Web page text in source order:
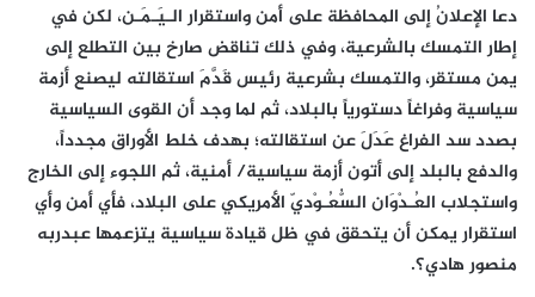
دعا الإعلانُ إلى المحافظة على أمن واستقرار الـيَـمَـن، لكن في
إطار التمسك بالشرعية، وفي ذلك تناقض صارخ بين التطلع إلى
يمن مستقر، والتمسك بشرعية رئيس قَدَّمَ استقالته ليصنع أزمة
سياسية وفراغاً دستورياً بالبلاد، ثم لما وجد أن القوى السياسية
بصدد سد الفراغ عَدَلَ عن استقالته؛ بهدف خلط الأوراق مجدداً،
والدفع بالبلد إلى أتون أزمة سياسية/ أمنية، ثم اللجوء إلى الخارج
واستجلاب العُـدْوَان السُّعُـوْديّ الأمريكي على البلاد، فأي أمن وأي
استقرار يمكن أن يتحقق في ظل قيادة سياسية يتزعمها عبدربه
منصور هادي؟.